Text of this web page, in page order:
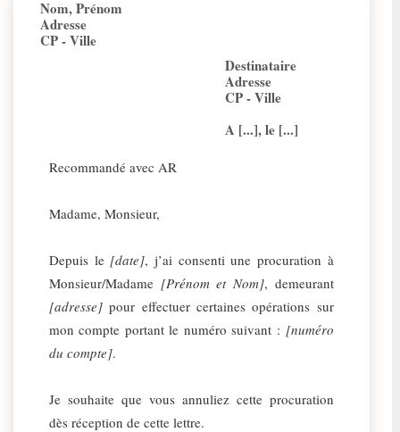
Nom, Prénom
Adresse
CP - Ville
Destinataire
Adresse
CP - Ville
A [...], le [...]
Recommandé avec AR
Madame, Monsieur,
Depuis le [date], j’ai consenti une procuration à
Monsieur/Madame [Prénom et Nom], demeurant
[adresse] pour effectuer certaines opérations sur
mon compte portant le numéro suivant : [numéro
du compte].
Je souhaite que vous annuliez cette procuration
dès réception de cette lettre.